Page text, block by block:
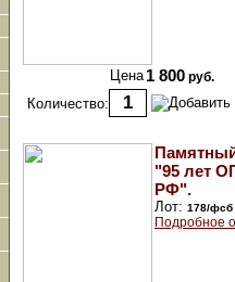
Цена 1 800 руб.
Количество:
"95 лет
РФ".
Лот: 178/фсб
Подробное